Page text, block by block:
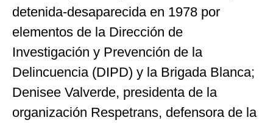
detenida-desaparecida en 1978 por
elementos de la Dirección de
Investigación y Prevención de la
Delincuencia (DIPD) y la Brigada Blanca;
Denisee Valverde, presidenta de la
organización Respetrans, defensora de la